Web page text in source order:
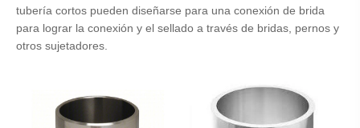
tubería cortos pueden diseñarse para una conexión de brida
para lograr la conexión y el sellado a través de bridas, pernos y
otros sujetadores.